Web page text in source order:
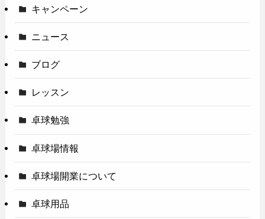
キャンペーン
ニュース
ブログ
レッスン
卓球勉強
卓球場情報
卓球場開業について
卓球用品